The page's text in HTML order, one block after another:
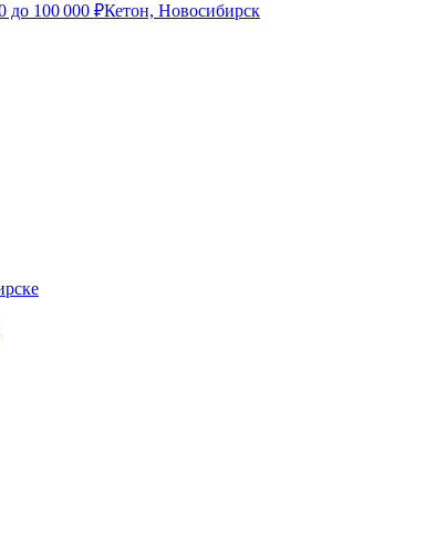
до 100 000 ₽Кетон, Новосибирск